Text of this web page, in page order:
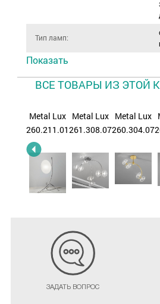
Тип ламп:
Показать
ВСЕ ТОВАРЫ ИЗ ЭТОЙ
Metal Lux
260.211.01
Metal Lux
261.308.07
Metal Lux
260.304.07
ЗАДАТЬ ВОПРОС